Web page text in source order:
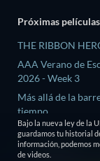
Próximas películas
THE RIBBON
AAA Verano de
2026 - Week 3
Más allá de la
tiempo
Megaville
El proceso de las
Bajo la nueva ley de la
guardamos tu historial
información, podemos
de videos.